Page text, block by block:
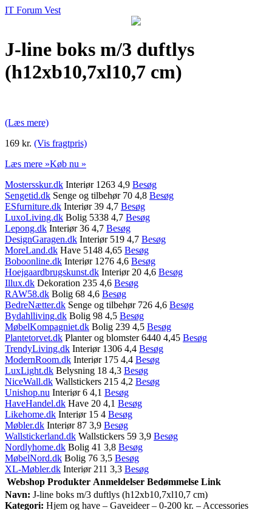
IT Forum Vest
J-line boks m/3 duftlys
(h12xb10,7xl10,7 cm)
(Læs mere)
169 kr. (Vis fragtpris)
Læs mere »Køb nu »
Mostersskur.dk Interiør 1263 4,9 Besøg
Sengetid.dk Senge og tilbehør 70 4,8 Besøg
ESfurniture.dk Interiør 39 4,7 Besøg
LuxoLiving.dk Bolig 5338 4,7 Besøg
Lepong.dk Interiør 36 4,7 Besøg
DesignGaragen.dk Interiør 519 4,7 Besøg
MoreLand.dk Have 5148 4,65 Besøg
Boboonline.dk Interiør 1276 4,6 Besøg
Hoejgaardbrugskunst.dk Interiør 20 4,6 Besøg
Illux.dk Dekoration 235 4,6 Besøg
RAW58.dk Bolig 68 4,6 Besøg
BedreNætter.dk Senge og tilbehør 726 4,6 Besøg
Bydahlliving.dk Bolig 98 4,5 Besøg
MøbelKompagniet.dk Bolig 239 4,5 Besøg
Plantetorvet.dk Planter og blomster 6440 4,45 Besøg
TrendyLiving.dk Interiør 1306 4,4 Besøg
ModernRoom.dk Interiør 175 4,4 Besøg
LuxLight.dk Belysning 18 4,3 Besøg
NiceWall.dk Wallstickers 215 4,2 Besøg
Unishop.nu Interiør 6 4,1 Besøg
HaveHandel.dk Have 20 4,1 Besøg
Likehome.dk Interiør 15 4 Besøg
Møbler.dk Interiør 87 3,9 Besøg
Wallstickerland.dk Wallstickers 59 3,9 Besøg
Nordlyhome.dk Bolig 41 3,8 Besøg
MøbelNord.dk Bolig 76 3,5 Besøg
XL-Møbler.dk Interiør 211 3,3 Besøg
Webshop Produkter Anmeldelser Bedømmelse Link
Navn: J-line boks m/3 duftlys (h12xb10,7xl10,7 cm)
Kategori: Hjem og have – Gaveideer – 0-200 kr. – Accessories